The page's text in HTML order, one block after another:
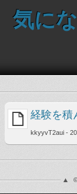
気に
経験を積
kkyyvT2aui -